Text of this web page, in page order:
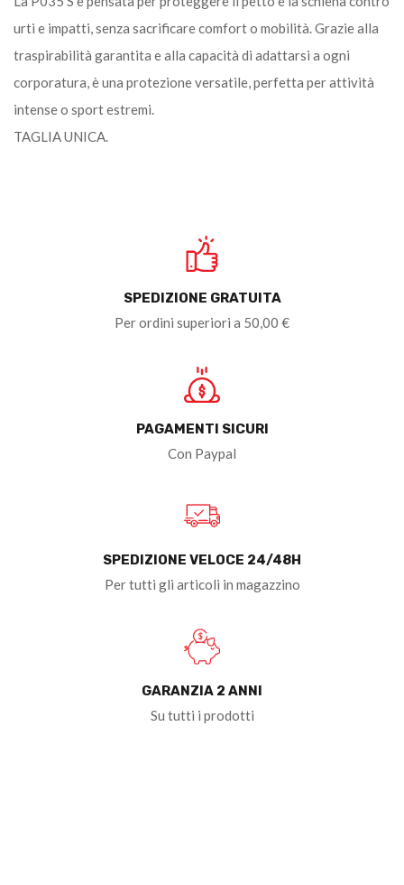
urti e impatti, senza sacrificare comfort o mobilità. Grazie alla
traspirabilità garantita e alla capacità di adattarsi a ogni
corporatura, è una protezione versatile, perfetta per attività
intense o sport estremi.
TAGLIA UNICA.
SPEDIZIONE GRATUITA
Per ordini superiori a 50,00 €
PAGAMENTI SICURI
Con Paypal
SPEDIZIONE VELOCE 24/48H
Per tutti gli articoli in magazzino
GARANZIA 2 ANNI
Su tutti i prodotti